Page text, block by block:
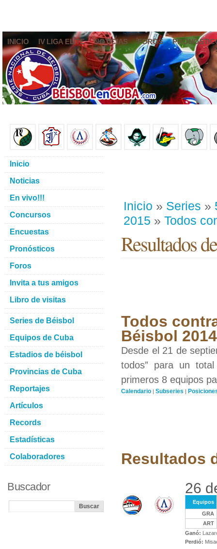
INICIO IV LIGA ELITE NOTICIAS FOROS
Inicio » Series »
2015 » Todos
Resultados
Todos
Béisbol
Desde el 21 de
todos” para un
primeros 8 equipos
Calendario | Subseries |
Resultados
26
Equipos
GRA
ART
Ganó:
Perdió:
Inicio
Noticias
En vivo!!!
Concursos
Encuestas
Pronósticos
Foros
Invita a tus amigos
Libro de visitas
Series de Béisbol
Equipos de Cuba
Estadios de béisbol
Provincias de Cuba
Reportajes
Artículos
Records
Estadísticas
Colaboradores
Buscador